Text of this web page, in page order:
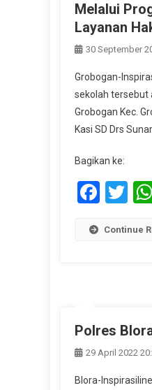
Melalui
Layanan
30 September
Grobogan-
sekolah tersebut
Grobogan Kec.
Kasi SD Drs
Bagikan ke:
Continue
Polres
29 April 2022
Blora-